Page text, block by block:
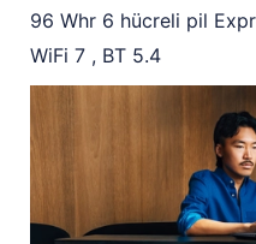
96 Whr 6 hücreli pil
WiFi 7 , BT 5.4